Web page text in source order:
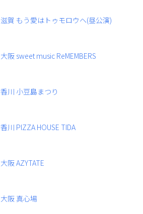
滋賀 もう愛はトゥモロウヘ(昼公演)
大阪 sweet music ReMEMBERS
香川 小豆島まつり
香川 PIZZA HOUSE TIDA
大阪 AZYTATE
大阪 真心場